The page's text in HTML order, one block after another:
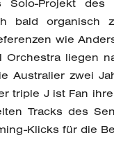
Projekt des
bald organisch
wie
liegen
Australier zwei
triple J ist Fan
Tracks des
Klicks für die